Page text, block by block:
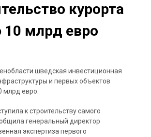
курорта
10 млрд евро
шведская инвестиционная
и первых объектов
млрд евро.
к строительству самого
генеральный директор
экспертиза первого